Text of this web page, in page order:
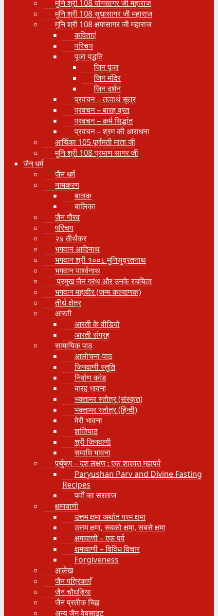
मुनि श्री 108 योगसागर जी महाराज
मुनि श्री 108 सुधासागर जी महाराज
मुनि श्री 108 क्षमासागर जी महाराज
कविताएं
परिचय
पूजा पद्धति
जिन पूजा
जिन मंदिर
जिन दर्शन
प्रवचन – तत्वार्थ सूत्र
प्रवचन – बारह व्रत
प्रवचन – कर्म सिद्धांत
प्रवचन – श्रम की आराधना
आर्यिका 105 पूर्णमती माता जी
मुनि श्री 108 प्रमाण सागर जी
जैन धर्म
जैन धर्म
नामकरण
बालक
बालिका
जैन गौरव
परिचय
२४ तीर्थंकर
भगवान आदिनाथ
भगवान श्री १००८ मुनिसुव्रतनाथ
भगवान पार्श्वनाथ
प्रमुख जैन ग्रंथ और उनके रचयिता
भगवान महावीर (जन्म कल्याणक)
तीर्थ क्षेत्र
आरती
आरती के वीडियो
आरती संग्रह
सामायिक पाठ
आलोचना-पाठ
जिनवाणी स्तुति
निर्वाण कांड
बारह भावना
भक्तामर स्तोत्र (संस्कृत)
भक्तामर स्तोत्र (हिन्दी)
मेरी भावना
शांतिपाठ
श्री जिनवाणी
समाधि भावना
पर्युषण – दश लक्षण : एक शाश्वत महापर्व
Paryushan Parv and Divine Fasting
Recipes
पर्वों का सरताज
क्षमावाणी
उत्तम क्षमा अर्थात परम क्षमा
उत्तम क्षमा, सबको क्षमा, सबसे क्षमा
क्षमावाणी – एक पर्व
क्षमावाणी – विविध विचार
Forgiveness
आलेख
जैन पत्रिकाएँ
जैन चौघड़िया
जैन प्रतीक चिह्न
अन्य जैन वेबसाइट